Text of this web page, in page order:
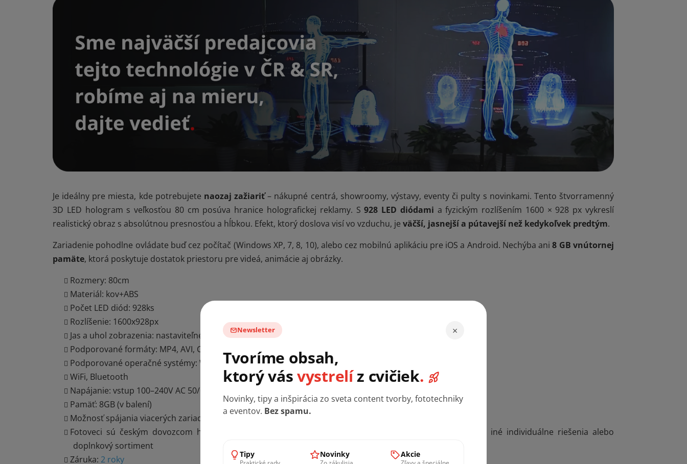
Je ideálny pre miesta, kde potrebujete naozaj zažiariť– nákupné centrá, showroomy, výstavy, eventy či pulty s novinkami. Tento štvorramenný
3D LED hologram s veľkosťou 80 cm posúva hranice holografickej reklamy. S928 LED diódami a fyzickým rozlíšením 1600 × 928 px vykreslí
realistický obraz s absolútnou presnosťou a hĺbkou. Efekt, ktorý doslova visí vo vzduchu, je väčší, jasnejší a pútavejší než kedykoľvek predtým.
Zariadenie pohodlne ovládate buď cez počítač (Windows XP, 7, 8, 10), alebo cez mobilnú aplikáciu pre iOS a Android. Nechýba ani8 GB vnútornej
pamäte, ktorá poskytuje dostatok priestoru pre videá, animácie aj obrázky.
Rozmery: 80cm
Materiál: kov+ABS
Počet LED diód: 928ks
Rozlíšenie: 1600x928px
Jas a uhol zobrazenia: nastaviteľné
Podporované formáty: MP4, AVI, CIF, JPG, PNG
Podporované operačné systémy: Windows XP/7/8/10, iOS, Android
WiFi, Bluetooth
Napájanie: vstup 100–240V AC 50/60Hz, výstup 24V/3A
Pamäť: 8GB (v balení)
Možnosť spájania viacerých zariadení (splicing)
Fotoveci sú českým dovozcom hologramov s priamym kontaktom na výrobu, dokážeme tak zohnať aj iné individuálne riešenia alebo
doplnkový sortiment
Záruka: 2 roky
Newsletter ×
Tvoríme obsah,
ktorý vásvystrelíz cvičiek.
Novinky, tipy a inšpirácia zo sveta content tvorby, fototechniky
a eventov. Bez spamu.
Tipy Novinky Akcie